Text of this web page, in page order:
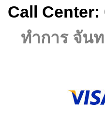
Call Center:
ทำการ จัน